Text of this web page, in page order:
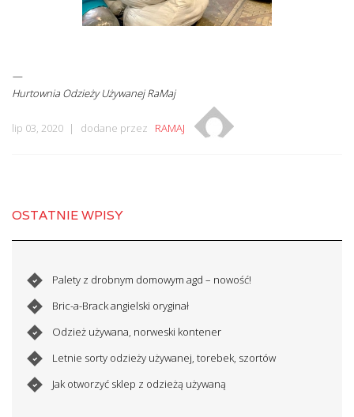
—
Hurtownia Odzieży Używanej RaMaj
lip 03, 2020 dodane przez RAMAJ
OSTATNIE WPISY
Palety z drobnym domowym agd – nowość!
Bric-a-Brack angielski oryginał
Odzież używana, norweski kontener
Letnie sorty odzieży używanej, torebek, szortów
Jak otworzyć sklep z odzieżą używaną